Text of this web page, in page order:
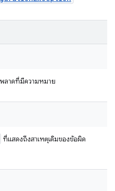
ลาดที่มีความหมาย
ที่แสดงถึงสาเหตุเดิมของข้อผิด